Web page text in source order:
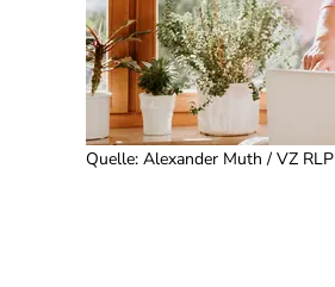
Quelle: Alexander Muth / VZ RLP